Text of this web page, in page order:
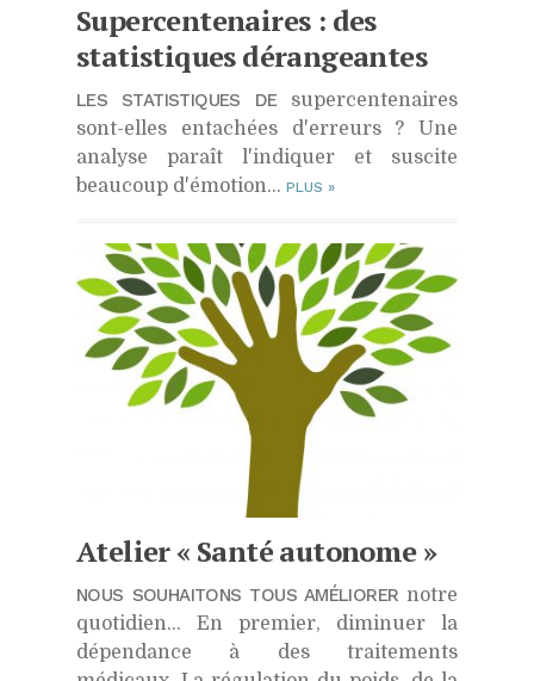
Supercentenaires : des
statistiques dérangeantes
LES STATISTIQUES DEsupercentenaires
sont-elles entachées d'erreurs ? Une
analyse paraît l'indiquer et suscite
beaucoup d'émotion… PLUS »
Atelier « Santé autonome »
NOUS SOUHAITONS TOUS AMÉLIORER notre
quotidien… En premier, diminuer la
dépendance à des traitements